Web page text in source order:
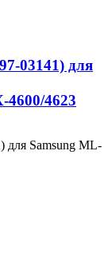
03141) для
4600/4623
для Samsung ML-